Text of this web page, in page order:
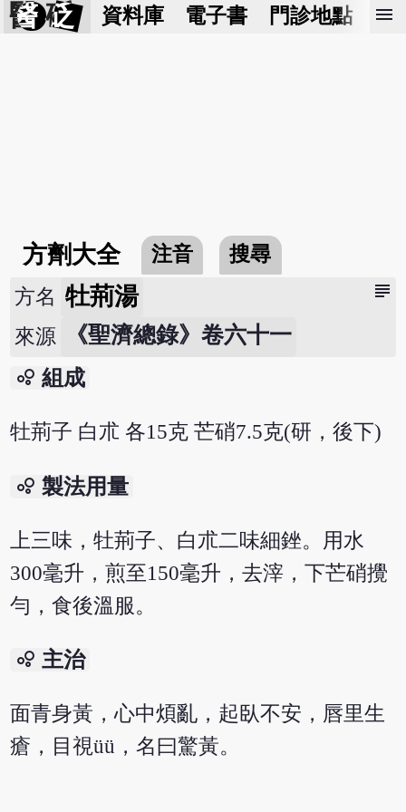
醫 砭 資料庫 電子書 門診地點 預
menu
方劑大全 注音 搜尋
subject
方名 牡荊湯
來源 《聖濟總錄》卷六十一
bubble_chart 組成
牡荊子 白朮 各15克 芒硝7.5克(研，後下)
bubble_chart 製法用量
上三味，牡荊子、白朮二味細銼。用水
300毫升，煎至150毫升，去滓，下芒硝攪
勻，食後溫服。
bubble_chart 主治
面青身黃，心中煩亂，起臥不安，唇里生
瘡，目視üü，名曰驚黃。